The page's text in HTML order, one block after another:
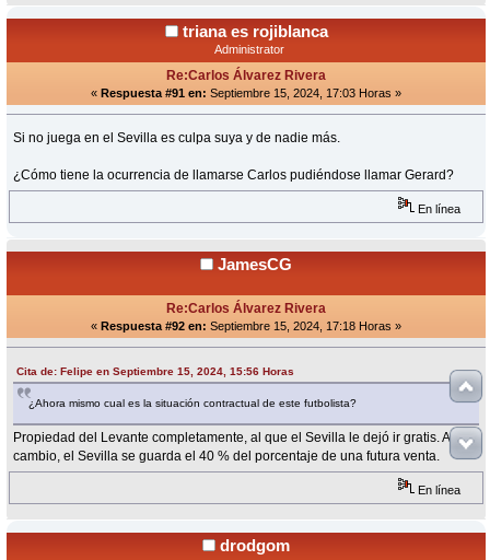
triana es rojiblanca
Administrator
Re:Carlos Álvarez Rivera
« Respuesta #91 en: Septiembre 15, 2024, 17:03 Horas »
Si no juega en el Sevilla es culpa suya y de nadie más.
¿Cómo tiene la ocurrencia de llamarse Carlos pudiéndose llamar Gerard?
En línea
JamesCG
Re:Carlos Álvarez Rivera
« Respuesta #92 en: Septiembre 15, 2024, 17:18 Horas »
Cita de: Felipe en Septiembre 15, 2024, 15:56 Horas
¿Ahora mismo cual es la situación contractual de este futbolista?
Propiedad del Levante completamente, al que el Sevilla le dejó ir gratis. A
cambio, el Sevilla se guarda el 40 % del porcentaje de una futura venta.
En línea
drodgom